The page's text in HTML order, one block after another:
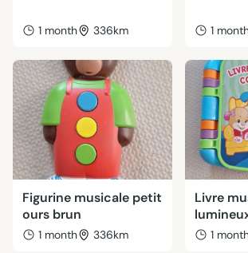
1 month 336km 1
Figurine musicale petit
ours brun
1 month 336km
Livre
1